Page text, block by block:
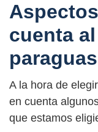
cuenta
paraguas
A la hora de
en cuenta
que estamos